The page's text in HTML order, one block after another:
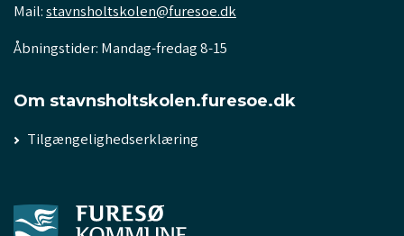
Mail:stavnsholtskolen@furesoe.dk
Åbningstider: Mandag-fredag 8-15
Om stavnsholtskolen.furesoe.dk
Tilgængelighedserklæring